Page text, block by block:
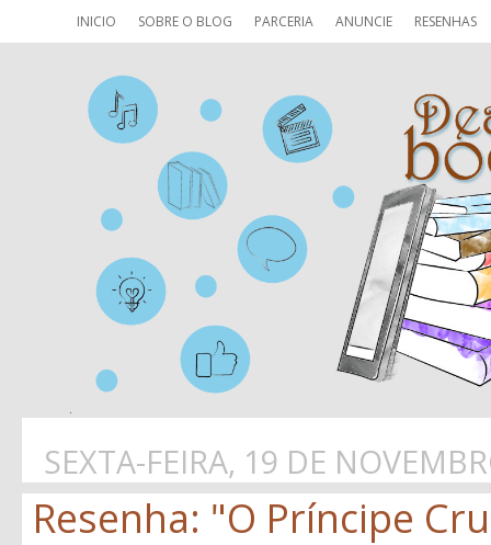
INICIO SOBRE O BLOG PARCERIA ANUNCIE RESENHAS
SEXTA-FEIRA, 19 DE
Resenha: "O Príncipe